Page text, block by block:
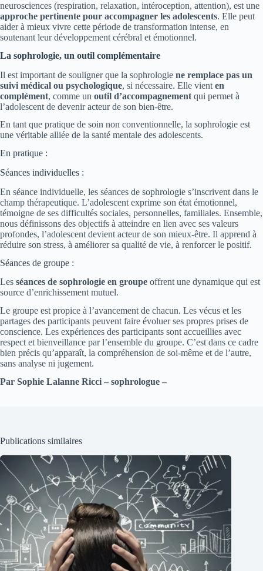
neurosciences (respiration, relaxation, intéroception, attention), est une
approche pertinente pour accompagner les adolescents. Elle peut
aider à mieux vivre cette période de transformation intense, en
soutenant leur développement cérébral et émotionnel.
La sophrologie, un outil complémentaire
Il est important de souligner que la sophrologie ne remplace pas un
suivi médical ou psychologique, si nécessaire. Elle vient en
complément, comme un outil d’accompagnement qui permet à
l’adolescent de devenir acteur de son bien-être.
En tant que pratique de soin non conventionnelle, la sophrologie est
une véritable alliée de la santé mentale des adolescents.
En pratique :
Séances individuelles :
En séance individuelle, les séances de sophrologie s’inscrivent dans le
champ thérapeutique. L’adolescent exprime son état émotionnel,
témoigne de ses difficultés sociales, personnelles, familiales. Ensemble,
nous définissons des objectifs à atteindre en lien avec ses valeurs
profondes, l’adolescent devient acteur de son mieux-être. Il apprend à
réduire son stress, à améliorer sa qualité de vie, à renforcer le positif.
Séances de groupe :
Les séances de sophrologie en groupe offrent une dynamique qui est
source d’enrichissement mutuel.
Le groupe est propice à l’avancement de chacun. Les vécus et les
partages des participants peuvent faire évoluer ses propres prises de
conscience. Les expériences des participants sont accueillies avec
respect et bienveillance par l’ensemble du groupe. C’est dans ce cadre
bien précis qu’apparaît, la compréhension de soi-même et de l’autre,
sans analyse ni jugement.
Par Sophie Lalanne Ricci – sophrologue –
Publications similaires